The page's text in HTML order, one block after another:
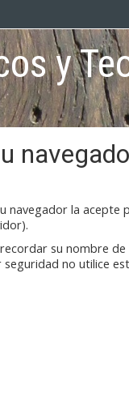
y
navegador la acepte
su nombre
no utilice